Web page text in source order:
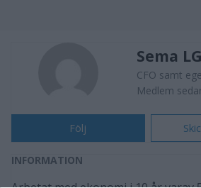
Sema LG
CFO samt
Medlem
Följ
INFORMATION